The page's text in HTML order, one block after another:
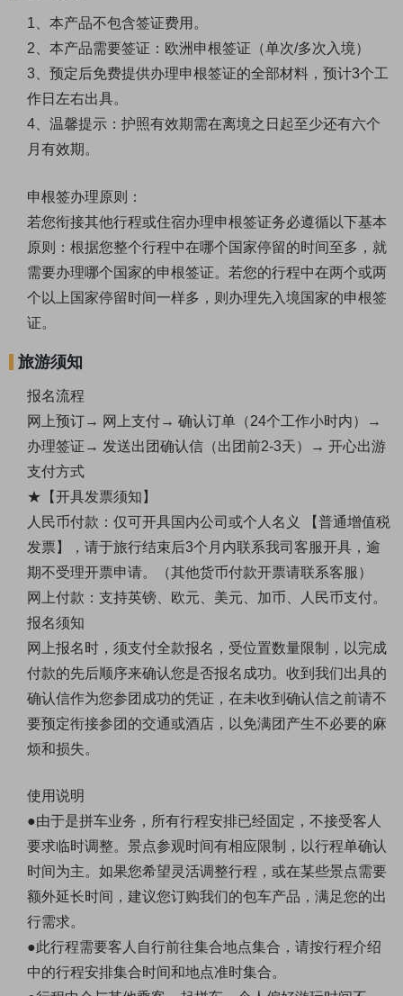
1、本产品不包含签证费用。
2、本产品需要签证：欧洲申根签证（单次/多次入境）
3、预定后免费提供办理申根签证的全部材料，预计3个工
作日左右出具。
4、温馨提示：护照有效期需在离境之日起至少还有六个
月有效期。
申根签办理原则：
若您衔接其他行程或住宿办理申根签证务必遵循以下基本
原则：根据您整个行程中在哪个国家停留的时间至多，就
需要办理哪个国家的申根签证。若您的行程中在两个或两
个以上国家停留时间一样多，则办理先入境国家的申根签
证。
旅游须知
报名流程
网上预订→ 网上支付→ 确认订单（24个工作小时内）→
办理签证→ 发送出团确认信（出团前2-3天）→ 开心出游
支付方式
★【开具发票须知】
人民币付款：仅可开具国内公司或个人名义 【普通增值税
发票】，请于旅行结束后3个月内联系我司客服开具，逾
期不受理开票申请。（其他货币付款开票请联系客服）
网上付款：支持英镑、欧元、美元、加币
人民币支付。
报名须知
网上报名时，须支付全款报名，受位置数量限制，以完成
付款的先后顺序来确认您是否报名成功。收到我们出具的
确认信作为您参团成功的凭证，在未收到确认信之前请不
要预定衔接参团的交通或酒店，以免满团产生不必要的麻
烦和损失。
使用说明
●由于是拼车业务，所有行程安排已经固定，不接受客人
要求临时调整。景点参观时间有相应限制，以行程单确认
时间为主。如果您希望灵活调整行程，或在某些景点需要
额外延长时间，建议您订购我们的包车产品，满足您的出
行需求。
●此行程需要客人自行前往集合地点集合，请按行程介绍
中的行程安排集合时间和地点准时集合。